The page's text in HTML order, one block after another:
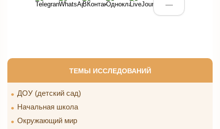
ТЕМЫ ИССЛЕДОВАНИЙ
ДОУ (детский сад)
Начальная школа
Окружающий мир
—